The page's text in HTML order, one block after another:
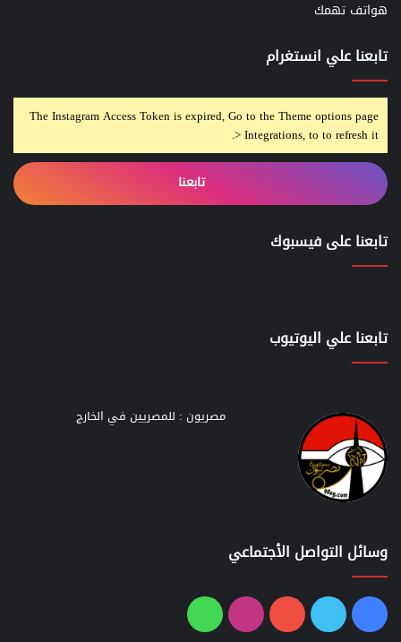
هواتف تهمك
تابعنا علي انستغرام
The Instagram Access Token is expired, Go to the Theme options page
> Integrations, to to refresh it.
تابعنا
تابعنا على فيسبوك
تابعنا علي اليوتيوب
مصريون : للمصريين في الخارج
وسائل التواصل الأجتماعي
فيسبوك
تويتر يوتيوبانستقرامواتساب